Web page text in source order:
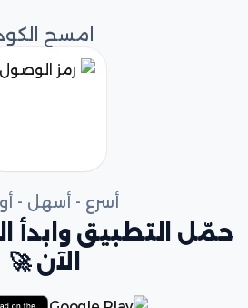
امسح
أسرع - أسهل -
حمّل التطبيق وابدأ
الآن 🚀